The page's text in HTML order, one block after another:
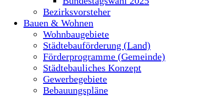
Bezirksvorsteher
Bauen & Wohnen
Wohnbaugebiete
Städtebauförderung (Land)
Förderprogramme (Gemeinde)
Städtebauliches Konzept
Gewerbegebiete
Bebauungspläne